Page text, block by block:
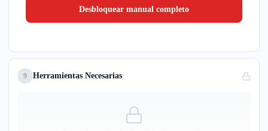
Desbloquear manual completo
9 Herramientas Necesarias